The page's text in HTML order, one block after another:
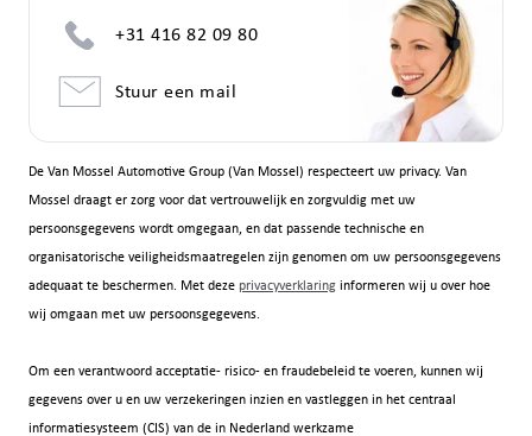
De Van Mossel Automotive Group (Van Mossel) respecteert uw privacy. Van
Mossel draagt er zorg voor dat vertrouwelijk en zorgvuldig met uw
persoonsgegevens wordt omgegaan, en dat passende technische en
organisatorische veiligheidsmaatregelen zijn genomen om uw persoonsgegevens
adequaat te beschermen. Met deze privacyverklaringinformeren wij u over hoe
wij omgaan met uw persoonsgegevens.
Om een verantwoord acceptatie- risico- en fraudebeleid te voeren, kunnen wij
gegevens over u en uw verzekeringen inzien en vastleggen in het centraal
informatiesysteem (CIS) van de in Nederland werkzame
+31 416 82 09 80
Stuur een mail